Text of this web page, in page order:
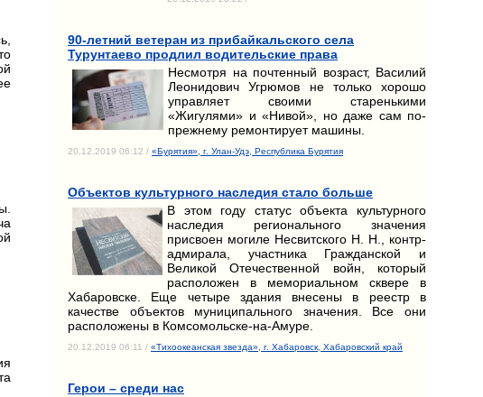
90-летний ветеран из прибайкальского села
Турунтаево продлил водительские права
Несмотря на почтенный возраст, Василий
Леонидович Угрюмов не только хорошо
управляет своими старенькими
«Жигулями» и «Нивой», но даже сам по-
прежнему ремонтирует машины.
20.12.2019 06:12 / «Бурятия», г. Улан-Удэ, Республика Бурятия
Объектов культурного наследия стало больше
В этом году статус объекта культурного
наследия регионального значения
присвоен могиле Несвитского Н. Н., контр-
адмирала, участника Гражданской и
Великой Отечественной войн, который
расположен в мемориальном сквере в
Хабаровске. Еще четыре здания внесены в реестр в
качестве объектов муниципального значения. Все они
расположены в Комсомольске-на-Амуре.
20.12.2019 06:11 / «Тихоокеанская звезда», г. Хабаровск, Хабаровский край
Герои – среди нас